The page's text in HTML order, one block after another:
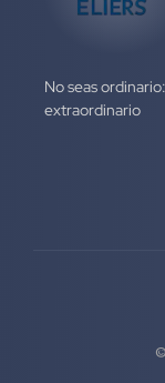
No seas
extraordinario